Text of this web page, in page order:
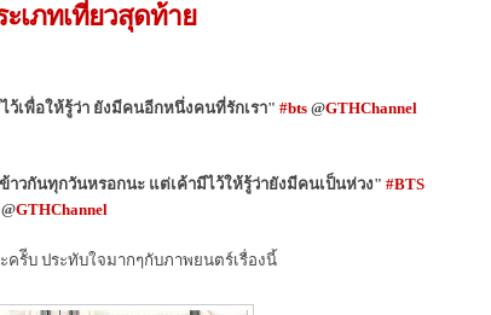
เภทเที่ยวสุดท้าย
เพื่อให้รู้ว่า ยังมีคนอีกหนึ่งคนที่รักเรา" #bts @GTHChannel
วกันทุกวันหรอกนะ แต่เค้ามีไว้ให้รู้ว่ายังมีคนเป็นห่วง" #BTS
@GTHChannel
รัีบ ประทับใจมากๆกับภาพยนตร์เรื่องนี้